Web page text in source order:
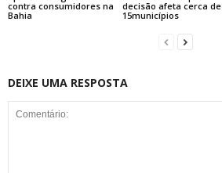
contra consumidores na
Bahia
decisão afeta cerca de
15municípios
DEIXE UMA RESPOSTA